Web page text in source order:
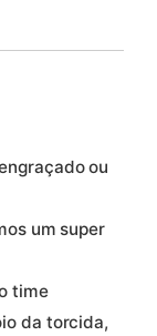
ou
um super
time
da torcida,